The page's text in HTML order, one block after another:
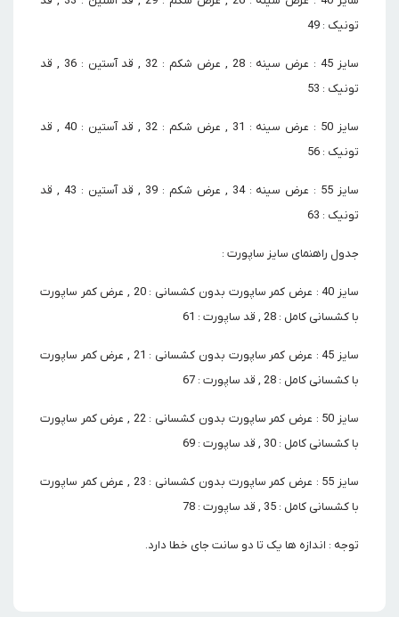
تونیک : 49
سایز 45 : عرض سینه : 28 , عرض شکم : 32 , قد آستین : 36 , قد
تونیک : 53
سایز 50 : عرض سینه : 31 , عرض شکم : 32 , قد آستین : 40 , قد
تونیک : 56
سایز 55 : عرض سینه : 34 , عرض شکم : 39 , قد آستین : 43 , قد
تونیک : 63
جدول راهنمای سایز ساپورت :
سایز 40 : عرض کمر ساپورت بدون کشسانی : 20 , عرض کمر ساپورت
با کشسانی کامل : 28 , قد ساپورت : 61
سایز 45 : عرض کمر ساپورت بدون کشسانی : 21 , عرض کمر ساپورت
با کشسانی کامل : 28 , قد ساپورت : 67
سایز 50 : عرض کمر ساپورت بدون کشسانی : 22 , عرض کمر ساپورت
با کشسانی کامل : 30 , قد ساپورت : 69
سایز 55 : عرض کمر ساپورت بدون کشسانی : 23 , عرض کمر ساپورت
با کشسانی کامل : 35 , قد ساپورت : 78
توجه : اندازه ها یک تا دو سانت جای خطا دارد.